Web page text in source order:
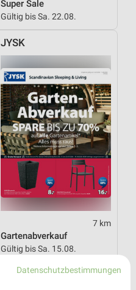
Super Sale
Gültig bis Sa. 22.08.
JYSK
7 km
Gartenabverkauf
Gültig bis Sa. 15.08.
portaDatenschutzbestimmungen